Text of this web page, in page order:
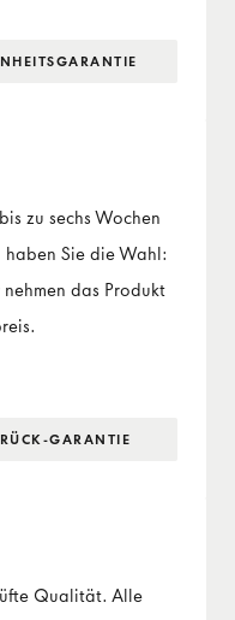
zu sechs Wochen
Sie die Wahl:
das Produkt
GARANTIE
Qualität. Alle